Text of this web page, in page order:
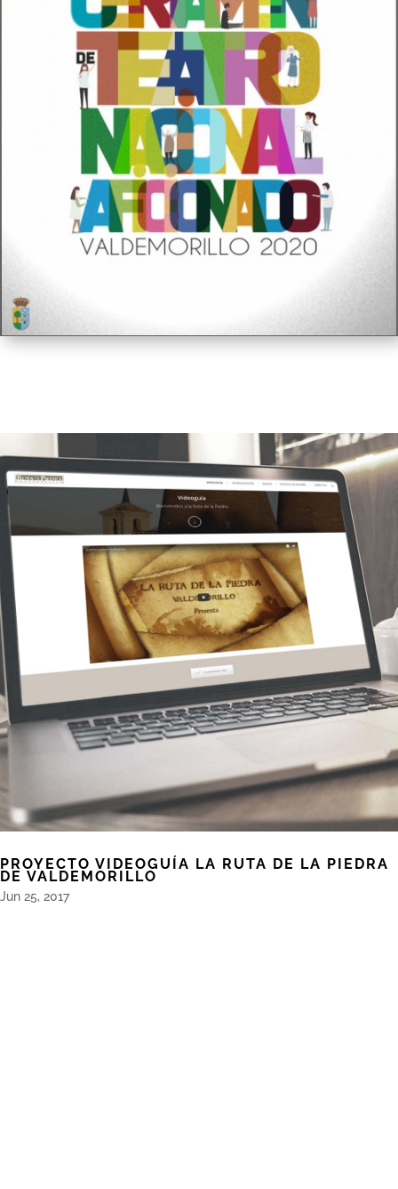
PROYECTO VIDEOGUÍA LA RUTA DE LA PIEDRA
DE VALDEMORILLO
Jun 25, 2017